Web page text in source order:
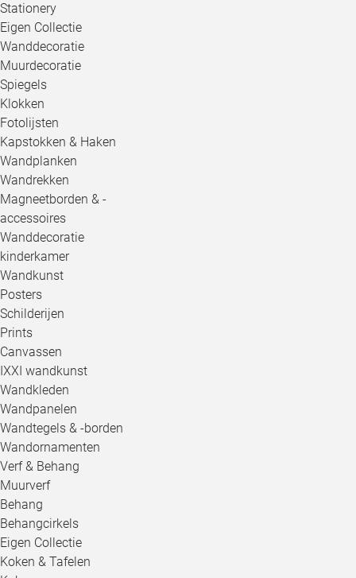
Stationery
Eigen Collectie
Wanddecoratie
Muurdecoratie
Spiegels
Klokken
Fotolijsten
Kapstokken & Haken
Wandplanken
Wandrekken
Magneetborden & -
accessoires
Wanddecoratie
kinderkamer
Wandkunst
Posters
Schilderijen
Prints
Canvassen
IXXI wandkunst
Wandkleden
Wandpanelen
Wandtegels & -borden
Wandornamenten
Verf & Behang
Muurverf
Behang
Behangcirkels
Eigen Collectie
Koken & Tafelen